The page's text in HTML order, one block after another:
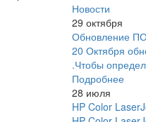
Новости
29 октября
Обновление
20 Октября
.Чтобы
Подробнее
28 июля
HP Color